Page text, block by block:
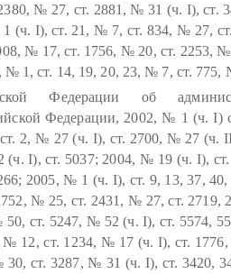
№ 27, ст. 2881, № 31 (ч. I), ст.
1 (ч. I), ст. 21, № 7, ст. 834, № 27,
№ 17, ст. 1756, № 20, ст. 2253,
№ 1, ст. 14, 19, 20, 23, № 7, ст. 775,
Федерации об
Федерации, 2002, № 1 (ч.
2, № 27 (ч. I), ст. 2700, № 27 (ч.
(ч. I), ст. 5037; 2004, № 19 (ч. I),
2005, № 1 (ч. I), ст. 9, 13, 37,
№ 25, ст. 2431, № 27, ст.
ст. 5247, № 52 (ч. I), ст. 5574,
№ 12, ст. 1234, № 17 (ч. I), ст.
ст. 3287, № 31 (ч. I), ст. 3420,